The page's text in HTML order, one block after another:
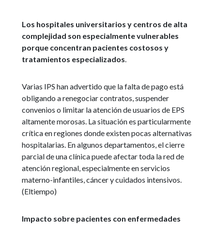
Los hospitales universitarios y centros de alta
complejidad son especialmente vulnerables
porque concentran pacientes costosos y
tratamientos especializados.
Varias IPS han advertido que la falta de pago está
obligando a renegociar contratos, suspender
convenios o limitar la atención de usuarios de EPS
altamente morosas. La situación es particularmente
crítica en regiones donde existen pocas alternativas
hospitalarias. En algunos departamentos, el cierre
parcial de una clínica puede afectar toda la red de
atención regional, especialmente en servicios
materno-infantiles, cáncer y cuidados intensivos.
(Eltiempo)
Impacto sobre pacientes con enfermedades